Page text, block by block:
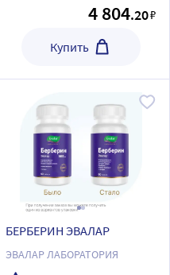
4 804.20₽
Купить
БЕРБЕРИН ЭВАЛАР
ЭВАЛАР ЛАБОРАТОРИЯ